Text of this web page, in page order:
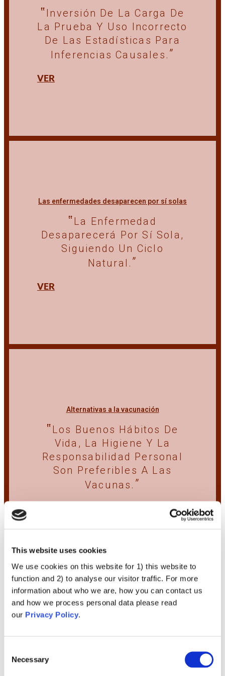
This website uses cookies
We use cookies on this website for 1) this website to
function and 2) to analyse our visitor traffic. For more
information about who we are, how you can contact us
and how we process personal data please read
our Privacy Policy.
Selection
Necessary
Inversión De La Carga De
La Prueba Y Uso Incorrecto
De Las Estadísticas Para
Inferencias Causales.
VER
Las enfermedades desaparecen por sí solas
La Enfermedad
Desaparecerá Por Sí Sola,
Siguiendo Un Ciclo
Natural.
VER
Alternativas a la vacunación
Los Buenos Hábitos De
Vida, La Higiene Y La
Responsabilidad Personal
Son Preferibles A Las
Vacunas.
Tradicionales Y Naturales